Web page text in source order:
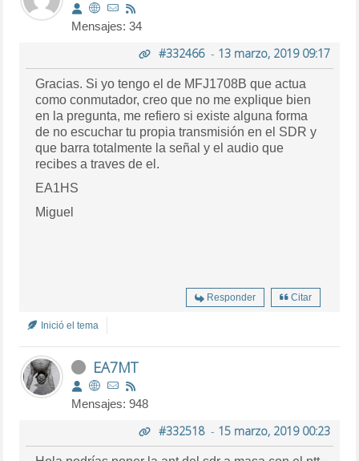
Mensajes: 34
#332466- 13 marzo, 2019 09:17
Gracias. Si yo tengo el de MFJ1708B que actua
como conmutador, creo que no me explique bien
en la pregunta, me refiero si existe alguna forma
de no escuchar tu propia transmisión en el SDR y
que barra totalmente la señal y el audio que
recibes a traves de el.
EA1HS
Miguel
Responder Citar
Inició el tema
EA7MT
Mensajes: 948
#332518- 15 marzo, 2019 00:23